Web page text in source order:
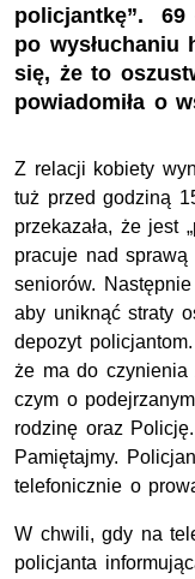
policjantkę”. 69
po wysłuchaniu
się, że to
powiadomiła o
Z relacji kobiety
tuż przed godziną
przekazała, że jest
pracuje nad
seniorów.
aby uniknąć straty
depozyt
że ma do czynienia
czym o
rodzinę oraz Policję.
Pamiętajmy.
telefonicznie o
W chwili, gdy na
policjanta